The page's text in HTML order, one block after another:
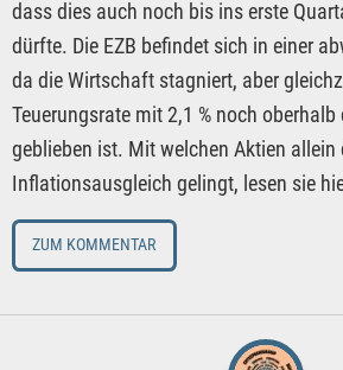
dass dies auch noch bis ins erste
dürfte. Die EZB befindet sich in einer
da die Wirtschaft stagniert, aber
Teuerungsrate mit 2,1 % noch oberhalb
geblieben ist. Mit welchen Aktien allein
Inflationsausgleich gelingt, lesen sie
ZUM KOMMENTAR